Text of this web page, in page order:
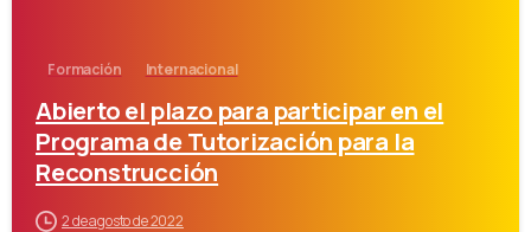
Formación Internacional
Abierto el plazo para participar en el
Programa de Tutorización para la
Reconstrucción
2 de agosto de 2022